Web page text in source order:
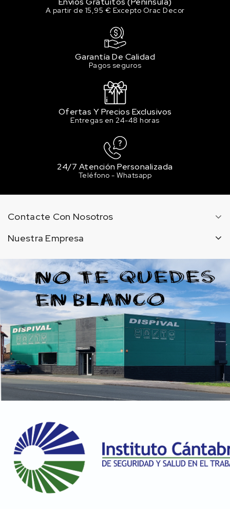
A partir de 15,95 € Excepto Orac Decor
Garantía De Calidad
Pagos seguros
Ofertas Y Precios Exclusivos
Entregas en 24-48 horas
24/7 Atención Personalizada
Teléfono - Whatsapp
Contacte Con Nosotros
Nuestra Empresa